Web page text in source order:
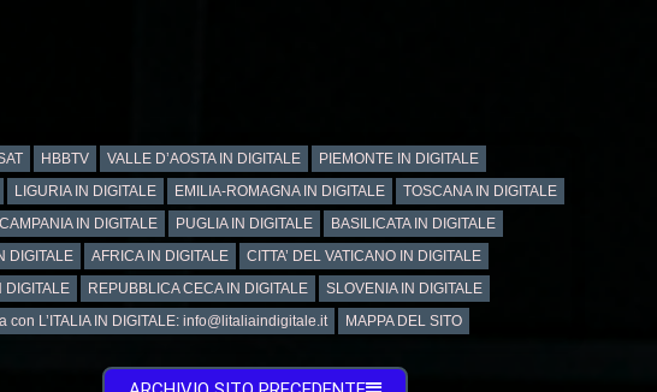
HBBTV VALLE D’AOSTA IN DIGITALE
PIEMONTE IN DIGITALE
LIGURIA IN DIGITALE EMILIA-ROMAGNA IN DIGITALE
TOSCANA IN DIGITALE
CAMPANIA IN DIGITALE PUGLIA IN DIGITALE
BASILICATA IN DIGITALE
DIGITALE AFRICA IN DIGITALE
CITTA’ DEL VATICANO IN DIGITALE
DIGITALE REPUBBLICA CECA IN DIGITALE
SLOVENIA IN DIGITALE
con L’ITALIA IN DIGITALE: info@litaliaindigitale.it MAPPA DEL SITO